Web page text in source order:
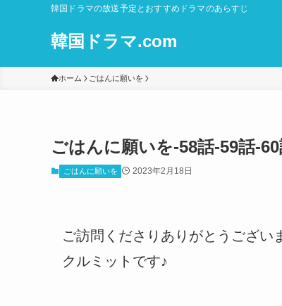
韓国ドラマの放送予定とおすすめドラマのあらすじ
韓国ドラマ.com
ホーム ごはんに願いを
ごはんに願いを-58話-59話-
ごはんに願いを 2023年2月18日
ご訪問くださりありがとうござい
クルミットです♪